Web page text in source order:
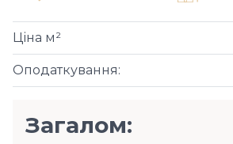
Оподаткування:
Ціна м²
Загалом: